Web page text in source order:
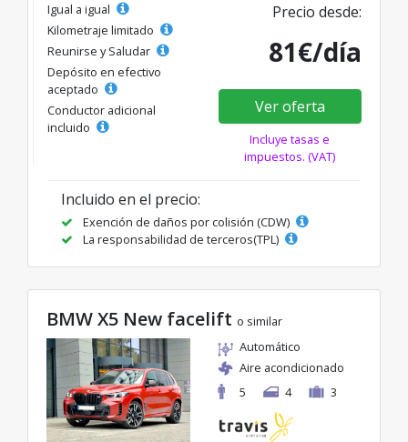
Igual a igual
Kilometraje limitado
Reunirse y Saludar
Depósito en efectivo
aceptado
Conductor adicional
incluido
Precio desde:
81€/día
Ver oferta
Incluye tasas e
impuestos. (VAT)
Incluido en el precio:
Exención de daños por colisión (CDW)
La responsabilidad de terceros(TPL)
BMW X5 New facelift o similar
Automático
Aire acondicionado
5
4 3